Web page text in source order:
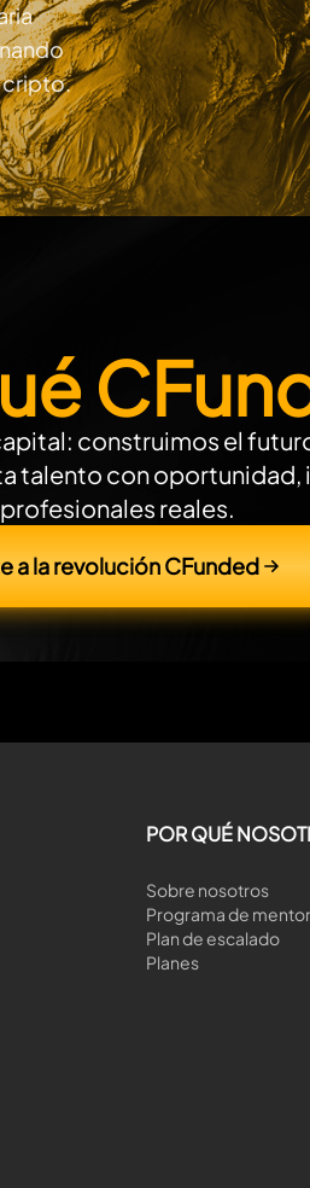
cripto.
construimos el
talento con oportunidad,
profesionales reales.
a la revolución CFunded
POR QUÉ
Sobre nosotros
Programa de
Plan de escalado
Planes